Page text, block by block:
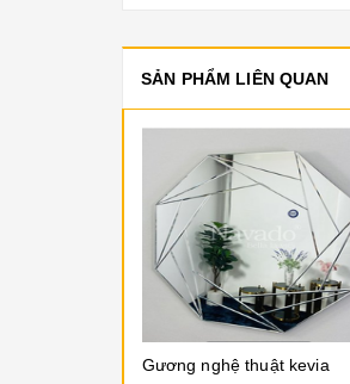
SẢN PHẨM LIÊN QUAN
Gương nghệ thuật kevia